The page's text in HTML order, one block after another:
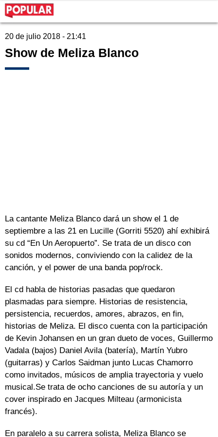
20 de julio 2018 - 21:41
Show de Meliza Blanco
La cantante Meliza Blanco dará un show el 1 de
septiembre a las 21 en Lucille (Gorriti 5520) ahí exhibirá
su cd “En Un Aeropuerto”. Se trata de un disco con
sonidos modernos, conviviendo con la calidez de la
canción, y el power de una banda pop/rock.
El cd habla de historias pasadas que quedaron
plasmadas para siempre. Historias de resistencia,
persistencia, recuerdos, amores, abrazos, en fin,
historias de Meliza. El disco cuenta con la participación
de Kevin Johansen en un gran dueto de voces, Guillermo
Vadala (bajos) Daniel Avila (batería), Martín Yubro
(guitarras) y Carlos Saidman junto Lucas Chamorro
como invitados, músicos de amplia trayectoria y vuelo
musical.Se trata de ocho canciones de su autoría y un
cover inspirado en Jacques Milteau (armonicista
francés).
En paralelo a su carrera solista, Meliza Blanco se